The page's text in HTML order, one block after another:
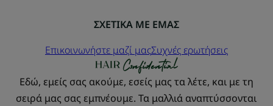
ΣΧΕΤΙΚΑ ΜΕ ΕΜΑΣ
Επικοινωνήστε μαζί μαςΣυχνές ερωτήσεις
Εδώ, εμείς σας ακούμε, εσείς μας τα λέτε, και με τη
σειρά μας σας εμπνέουμε. Τα μαλλιά αναπτύσσονται